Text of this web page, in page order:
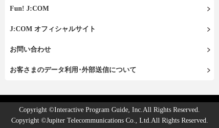
Fun! J:COM
J:COM オフィシャルサイト
お問い合わせ
お客さまのデータ利用･外部送信について
Copyright ©Interactive Program Guide, Inc.All Rights Reserved.
Copyright ©Jupiter Telecommunications Co., Ltd.All Rights Reserved.